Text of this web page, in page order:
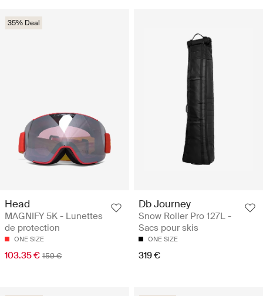
35% Deal
Head
MAGNIFY 5K - Lunettes
de protection
ONE SIZE
103.35 € 159 €
Db Journey
Snow Roller Pro 127L -
Sacs pour skis
ONE SIZE
319 €